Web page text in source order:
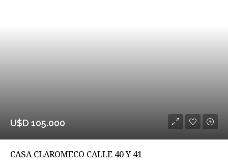
U$D 105.000
CASA CLAROMECO CALLE 40 Y 41